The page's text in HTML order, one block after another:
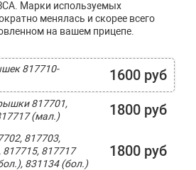
Марки используемых
менялась и скорее всего
на вашем прицепе.
817710-
1600 руб
817701,
(мал.)
1800 руб
817703,
817715, 817717
831134 (бол.)
1800 руб